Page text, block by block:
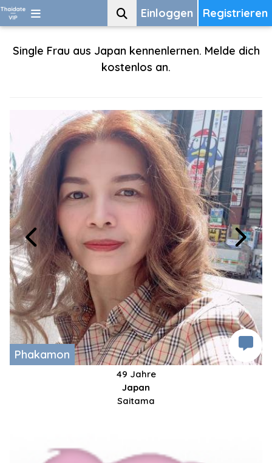
Registrieren
Einloggen
Single Frau aus Japan kennenlernen. Melde dich
kostenlos an.
Phakamon
49 Jahre
Japan
Saitama